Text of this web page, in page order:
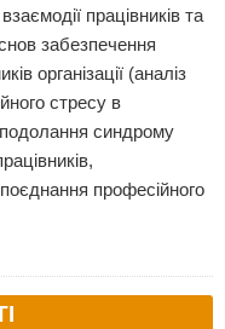
працівників та
забезпечення
організації (аналіз
стресу в
подолання синдрому
професійного